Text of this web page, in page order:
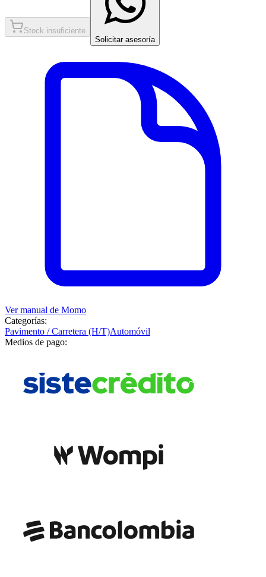
Stock insuficiente
Solicitar asesoría
Ver manual de Momo
Categorías:
Pavimento / Carretera (H/T)Automóvil
Medios de pago: